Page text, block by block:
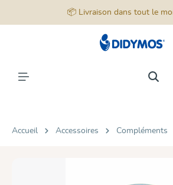
📦 Livraison dans tout le
Accueil Accessoires Compléments